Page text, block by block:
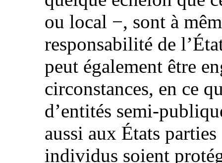
ou local −, sont à
responsabilité de
peut également être
circonstances, en ce
d’entités semi-
aussi aux États
individus soient